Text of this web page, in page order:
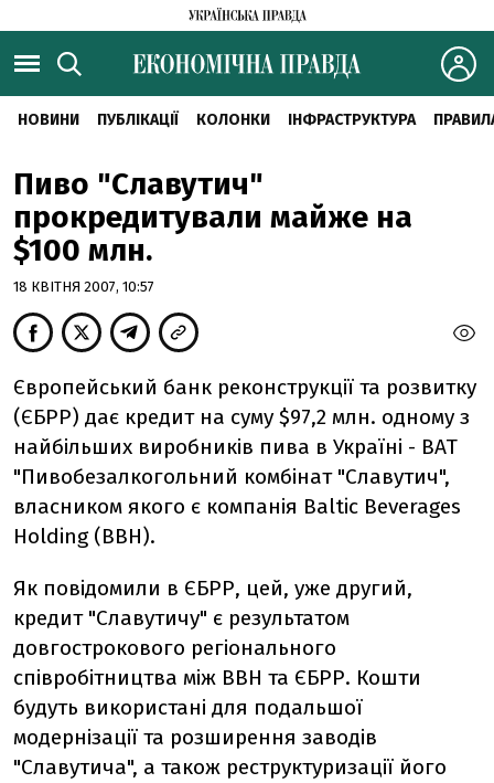
НОВИНИ ПУБЛІКАЦІЇ КОЛОНКИ ІНФРАСТРУКТУРА
Пиво "Славутич"
прокредитували майже на
$100 млн.
18 КВІТНЯ 2007, 10:57
Європейський банк реконструкції та розвитку
(ЄБРР) дає кредит на суму $97,2 млн. одному з
найбільших виробників пива в Україні - ВАТ
"Пивобезалкогольний комбінат "Славутич",
власником якого є компанія Baltic Beverages
Holding (BBH).
Як повідомили в ЄБРР, цей, уже другий,
кредит "Славутичу" є результатом
довгострокового регіонального
співробітництва між BBH та ЄБРР. Кошти
будуть використані для подальшої
модернізації та розширення заводів
"Славутича", а також реструктуризації його